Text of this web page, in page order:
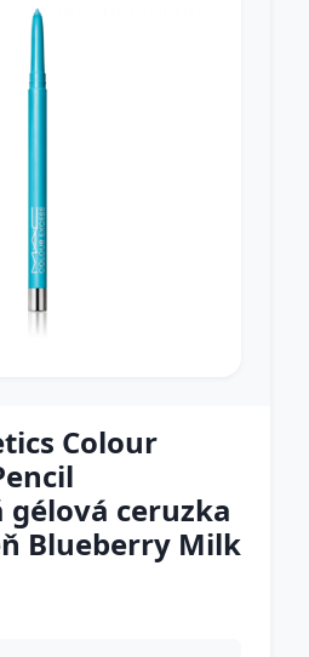
Colour
ceruzka
Blueberry Milk